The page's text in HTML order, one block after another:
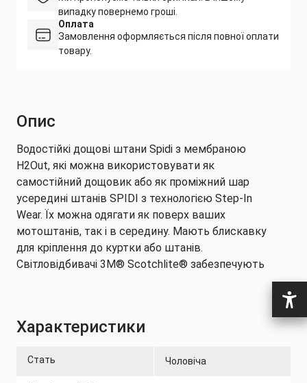
випадку повернемо гроші.
Оплата
Замовлення оформляється після повної оплати
товару.
Опис
Водостійкі дощові штани Spidi з мембраною
H2Out, які можна використовувати як
самостійний дощовик або як проміжний шар
усередині штанів SPIDI з технологією Step-In
Wear. Їх можна одягати як поверх ваших
мотоштанів, так і в середину. Мають блискавку
для кріплення до куртки або штанів.
Світловідбивачі 3M® Scotchlite® забезпечують
Інструкція з догляду:
-Ручне прання при температурі нижче 40 °C
Характеристики
Стать Чоловіча